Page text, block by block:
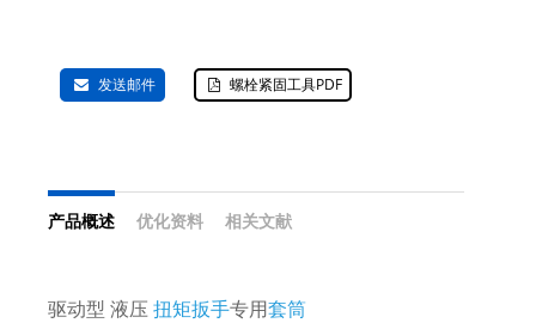
发送邮件 螺栓紧固工具PDF
产品概述 优化资料 相关文献
驱动型 液压 扭矩扳手专用套筒